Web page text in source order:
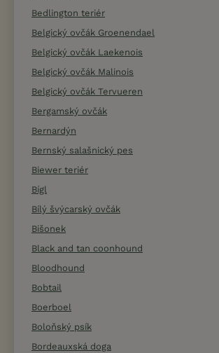
Bedlington teriér
Belgický ovčák Groenendael
Belgický ovčák Laekenois
Belgický ovčák Malinois
Belgický ovčák Tervueren
Bergamský ovčák
Bernardýn
Bernský salašnický pes
Biewer teriér
Bígl
Bílý švýcarský ovčák
Bišonek
Black and tan coonhound
Bloodhound
Bobtail
Boerboel
Boloňský psík
Bordeauxská doga